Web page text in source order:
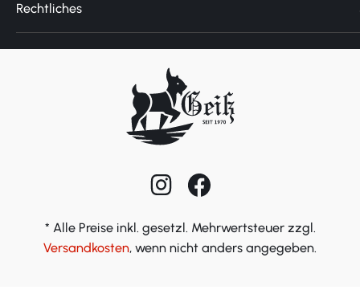
Rechtliches
* Alle Preise inkl. gesetzl. Mehrwertsteuer zzgl.
Versandkosten, wenn nicht anders angegeben.